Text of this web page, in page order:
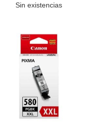
Sin existencias